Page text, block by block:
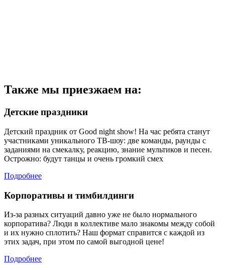
Также мы приезжаем на:
Детские праздники
Детский праздник от Good night show! На час ребята станут
участниками уникального ТВ-шоу: две команды, раунды с
заданиями на смекалку, реакцию, знание мультиков и песен.
Острожно: будут танцы и очень громкий смех
Подробнее
Корпоративы и тимбилдинги
Из-за разных ситуаций давно уже не было нормального
корпоратива? Люди в коллективе мало знакомы между собой
и их нужно сплотить? Наш формат справится с каждой из
этих задач, при этом по самой выгодной цене!
Подробнее